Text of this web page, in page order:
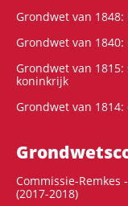
Grondwet van
Grondwet van
Grondwet van
koninkrijk
Grondwet van
Commissie-
(2017-2018)